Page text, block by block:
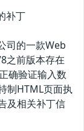
补丁
司的一款Web
之前版本存在
确验证输入数
制HTML页面执
及相关补丁信